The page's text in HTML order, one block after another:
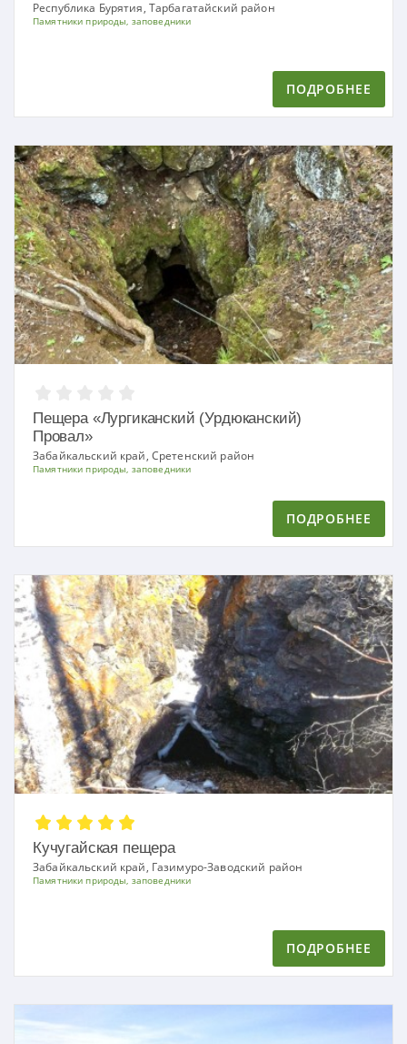
Республика Бурятия, Тарбагатайский район
Памятники природы, заповедники
ПОДРОБНЕЕ
Пещера «Лургиканский (Урдюканский)
Провал»
Забайкальский край, Сретенский район
Памятники природы, заповедники
ПОДРОБНЕЕ
Кучугайская пещера
Забайкальский край, Газимуро-Заводский район
Памятники природы, заповедники
ПОДРОБНЕЕ